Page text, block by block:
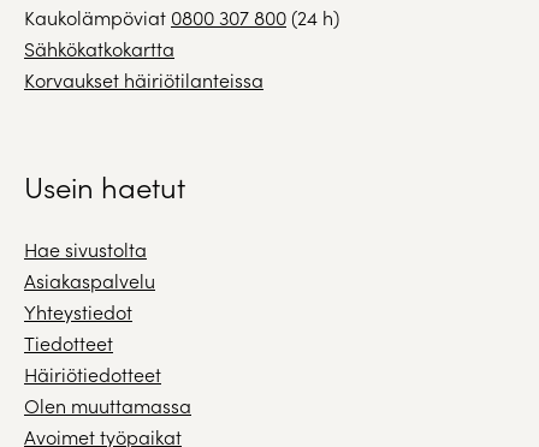
Kaukolämpöviat 0800 307 800(24 h)
Sähkökatkokartta
Korvaukset häiriötilanteissa
Usein haetut
Hae sivustolta
Asiakaspalvelu
Yhteystiedot
Tiedotteet
Häiriötiedotteet
Olen muuttamassa
Avoimet työpaikat